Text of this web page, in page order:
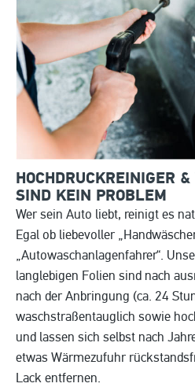
HOCHDRUCKREINIGER &
IND KEIN PROBLEM
Wer sein Auto liebt, reinigt es
Egal ob liebevoller
„Autowaschanlagenfahrer“.
langlebigen Folien sind nach
nach der Anbringung (ca. 24
waschstraßentauglich sowie
und lassen sich selbst nach
etwas Wärmezufuhr
Lack entfernen.